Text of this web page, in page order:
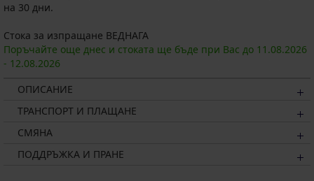
на 30 дни.
Стока за изпращане ВЕДНАГА
Поръчайте още днес и стоката ще бъде при Вас до 11.08.2026
- 12.08.2026
ОПИСАНИЕ
ТРАНСПОРТ И ПЛАЩАНЕ
СМЯНА
ПОДДРЪЖКА И ПРАНЕ